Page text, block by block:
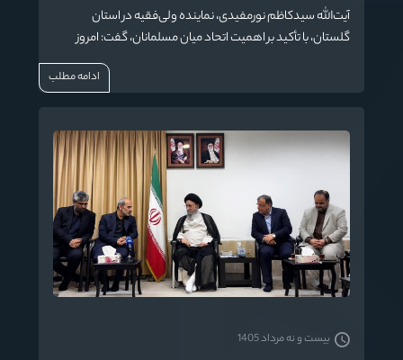
آیت‌الله سیدکاظم نورمفیدی، نماینده ولی‌فقیه در استان
گلستان، با تأکید بر اهمیت اتحاد میان مسلمانان، گفت: امروز
دنیای کفر با تمام توان در تلاش برای ایجاد تفرقه در امت اسلامی
است، اما تنها با همبستگی و وحدت می‌توان از دین و قرآن دفاع
ادامه مطلب
بیست و نه مرداد 1405